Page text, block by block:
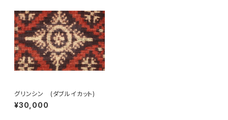
グリンシン (ダブルイカット)
¥30,000